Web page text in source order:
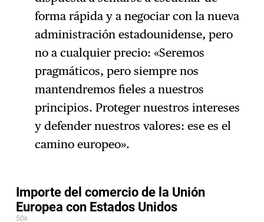
forma rápida y a negociar con la nueva
administración estadounidense, pero
no a cualquier precio: «Seremos
pragmáticos, pero siempre nos
mantendremos fieles a nuestros
principios. Proteger nuestros intereses
y defender nuestros valores: ese es el
camino europeo».